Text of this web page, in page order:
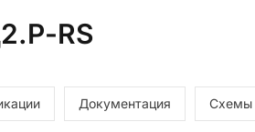
RS
Документация Схемы